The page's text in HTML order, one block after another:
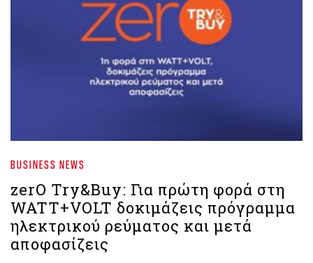
BUSINESS NEWS
zerO Try&Buy: Για πρώτη φορά στη
WATT+VOLT δοκιμάζεις πρόγραμμα
ηλεκτρικού ρεύματος και μετά
αποφασίζεις